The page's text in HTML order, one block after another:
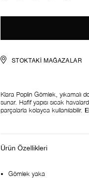
STOKTAKI MAĞAZALAR
Klara Poplin Gömlek, yıkamalı
sunar. Hafif yapısı sıcak
parçalarla kolayca kullanılabilir.
Ürün Özellikleri
Gömlek yaka